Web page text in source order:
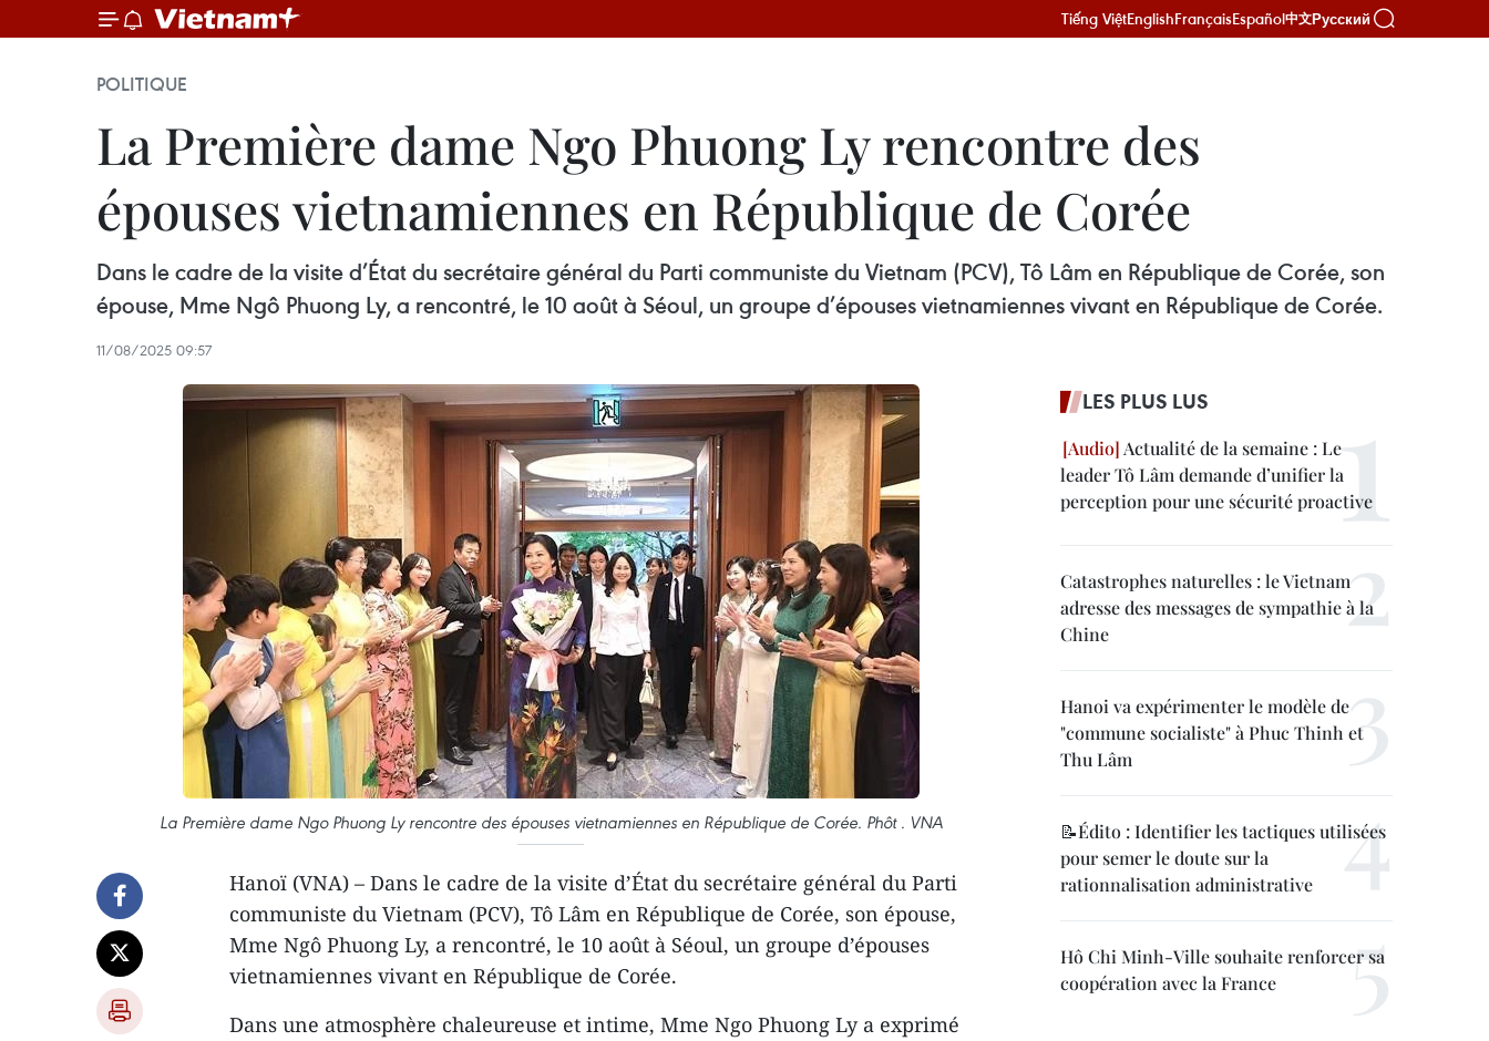
Tiếng ViệtEnglishFrançaisEspañol中文Русский
POLITIQUE
La Première dame Ngo Phuong Ly rencontre des
épouses vietnamiennes en République de Corée
Dans le cadre de la visite d’État du secrétaire général du Parti communiste du Vietnam (PCV), Tô Lâm en République de Corée, son
épouse, Mme Ngô Phuong Ly, a rencontré, le 10 août à Séoul, un groupe d’épouses vietnamiennes vivant en République de Corée.
11/08/2025 09:57
La Première dame Ngo Phuong Ly rencontre des épouses vietnamiennes en République de Corée. Phôt . VNA
Hanoï (VNA) – Dans le cadre de la visite d’État du secrétaire général du Parti
communiste du Vietnam (PCV), Tô Lâm en République de Corée, son épouse,
Mme Ngô Phuong Ly, a rencontré, le 10 août à Séoul, un groupe d’épouses
vietnamiennes vivant en République de Corée.
Dans une atmosphère chaleureuse et intime, Mme Ngo Phuong Ly a exprimé
LES PLUS LUS
Actualité de la semaine : Le
leader Tô Lâm demande d’unifier la
perception pour une sécurité proactive
Catastrophes naturelles : le Vietnam
adresse des messages de sympathie à la
Chine
Hanoi va expérimenter le modèle de
"commune socialiste" à Phuc Thinh et
Thu Lâm
📝Édito : Identifier les tactiques utilisées
pour semer le doute sur la
rationnalisation administrative
Hô Chi Minh-Ville souhaite renforcer sa
coopération avec la France